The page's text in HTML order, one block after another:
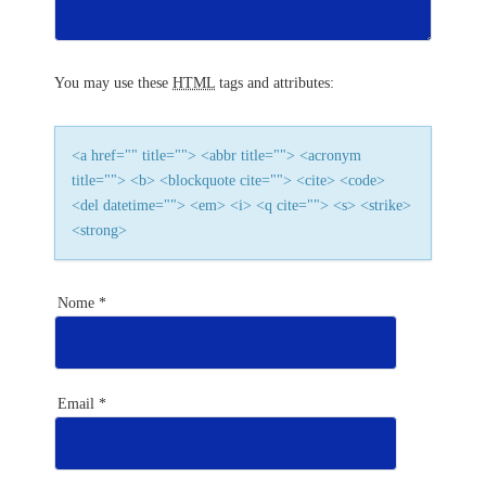
g
a
t
o
n
You may use these HTML tags and attributes:
<a href="" title=""> <abbr title=""> <acronym
title=""> <b> <blockquote cite=""> <cite> <code>
<del datetime=""> <em> <i> <q cite=""> <s> <strike>
<strong>
Nome *
Email *